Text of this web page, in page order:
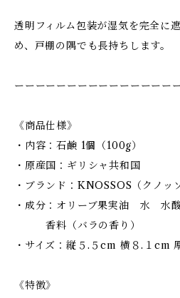
透明フィルム包装が湿気を完全に
め、戸棚の隅でも長持ちします。
ーーーーーーーーーーーーーーー
《商品仕様》
・内容：石鹸 1個（100g）
・原産国：ギリシャ共和国
・ブランド：KNOSSOS（クノッ
・成分：オリーブ果実油 水 水
香料（バラの香り）
・サイズ：縦５.５cm 横８.１cm
《特徴》